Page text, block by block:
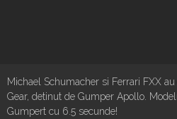
Michael Schumacher si Ferrari FXX
Gear, detinut de Gumper Apollo.
Gumpert cu 6.5 secunde!